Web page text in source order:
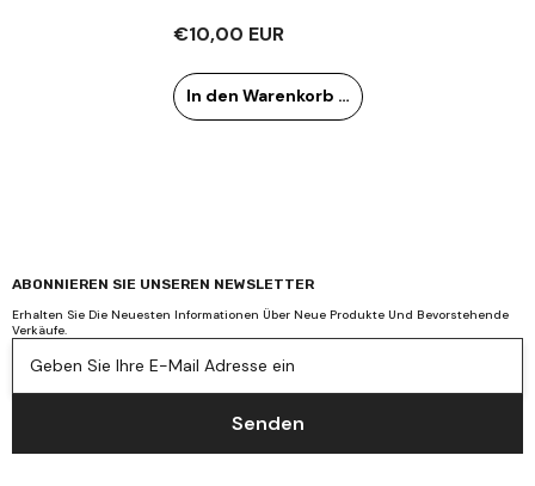
€10,00 EUR
In den Warenkorb legen
ABONNIEREN SIE UNSEREN NEWSLETTER
Erhalten Sie Die Neuesten Informationen Über Neue Produkte Und Bevorstehende
Verkäufe.
Geben Sie Ihre E-Mail Adresse ein
Senden